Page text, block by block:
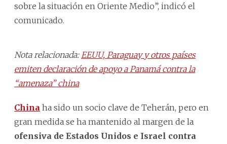
sobre la situación en Oriente Medio”, indicó el
comunicado.
Nota relacionada: EEUU, Paraguay y otros países
emiten declaración de apoyo a Panamá contra la
“amenaza” china
China ha sido un socio clave de Teherán, pero en
gran medida se ha mantenido al margen de la
ofensiva de Estados Unidos e Israel contra